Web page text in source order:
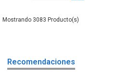
3083
Recomendaciones